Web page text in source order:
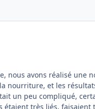
nous avons réalisé une
nourriture, et les
un peu compliqué,
étaient très liés,